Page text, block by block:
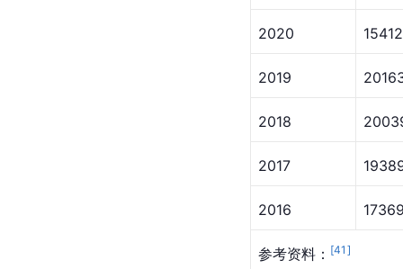
2020
2019
2018
2017
2016
参考资料： [41 ]